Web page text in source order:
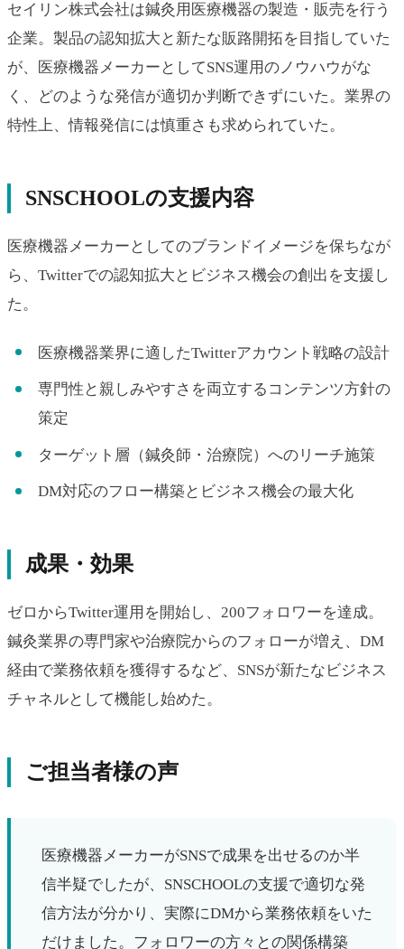
セイリン株式会社は鍼灸用医療機器の製造・販売を行う
企業。製品の認知拡大と新たな販路開拓を目指していた
が、医療機器メーカーとしてSNS運用のノウハウがな
く、どのような発信が適切か判断できずにいた。業界の
特性上、情報発信には慎重さも求められていた。
SNSCHOOLの支援内容
医療機器メーカーとしてのブランドイメージを保ちなが
ら、Twitterでの認知拡大とビジネス機会の創出を支援し
た。
医療機器業界に適したTwitterアカウント戦略の設計
専門性と親しみやすさを両立するコンテンツ方針の
策定
ターゲット層（鍼灸師・治療院）へのリーチ施策
DM対応のフロー構築とビジネス機会の最大化
成果・効果
ゼロからTwitter運用を開始し、200フォロワーを達成。
鍼灸業界の専門家や治療院からのフォローが増え、DM
経由で業務依頼を獲得するなど、SNSが新たなビジネス
チャネルとして機能し始めた。
ご担当者様の声
医療機器メーカーがSNSで成果を出せるのか半
信半疑でしたが、SNSCHOOLの支援で適切な発
信方法が分かり、実際にDMから業務依頼をいた
だけました。フォロワーの方々との関係構築